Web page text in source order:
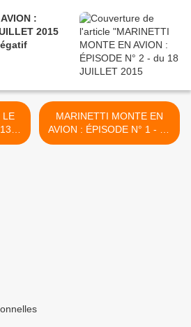
2015
MARINETTI MONTE EN
AVION : ÉPISODE N° 1 - du
16 JUILLET 2015 (J+2402